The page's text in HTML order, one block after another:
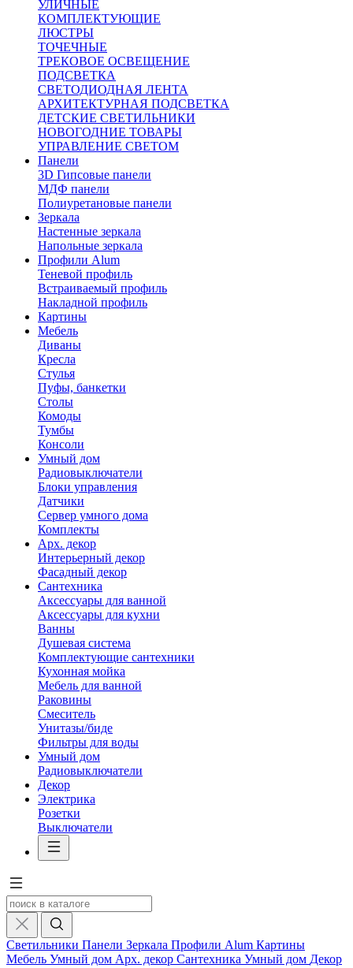
УЛИЧНЫЕ
КОМПЛЕКТУЮЩИЕ
ЛЮСТРЫ
ТОЧЕЧНЫЕ
ТРЕКОВОЕ ОСВЕЩЕНИЕ
ПОДСВЕТКА
СВЕТОДИОДНАЯ ЛЕНТА
АРХИТЕКТУРНАЯ ПОДСВЕТКА
ДЕТСКИЕ СВЕТИЛЬНИКИ
НОВОГОДНИЕ ТОВАРЫ
УПРАВЛЕНИЕ СВЕТОМ
Панели
3D Гипсовые панели
МДФ панели
Полиуретановые панели
Зеркала
Настенные зеркала
Напольные зеркала
Профили Alum
Теневой профиль
Встраиваемый профиль
Накладной профиль
Картины
Мебель
Диваны
Кресла
Стулья
Пуфы, банкетки
Столы
Комоды
Тумбы
Консоли
Умный дом
Радиовыключатели
Блоки управления
Датчики
Сервер умного дома
Комплекты
Арх. декор
Интерьерный декор
Фасадный декор
Сантехника
Аксессуары для ванной
Аксессуары для кухни
Ванны
Душевая система
Комплектующие сантехники
Кухонная мойка
Мебель для ванной
Раковины
Смеситель
Унитазы/биде
Фильтры для воды
Умный дом
Радиовыключатели
Декор
Электрика
Розетки
Выключатели
Светильники Панели Зеркала Профили Alum Картины
Мебель Умный дом Арх. декор Сантехника Умный дом Декор